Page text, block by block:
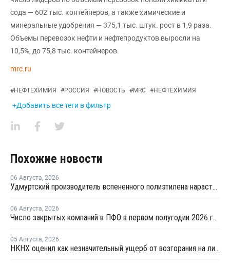
сода — 602 тыс. контейнеров, а также химические и
минеральные удобрения — 375,1 тыс. штук. рост в 1,9 раза.
Объемы перевозок нефти и нефтепродуктов выросли на
10,5%, до 75,8 тыс. контейнеров.
mrc.ru
#НЕФТЕХИМИЯ #РОССИЯ #НОВОСТЬ #MRC #НЕФТЕХИМИЯ
+Добавить все теги в фильтр
Похожие новости
06 Августа, 2026
Удмуртский производитель вспененного полиэтилена нарастит выпуск на 15%
06 Августа, 2026
Число закрытых компаний в ПФО в первом полугодии 2026 года вдвое превысило число новых
05 Августа, 2026
НКНХ оценил как незначительный ущерб от возгорания на линии полистирола